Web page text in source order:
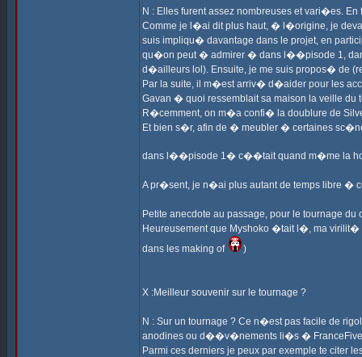
N : Elles furent assez nombreuses et vari�es.
Comme je l�ai dit plus haut, � l�origine, je
suis impliqu� davantage dans le projet, en
qu�on peut � admirer � dans l��pisode 1,
d�ailleurs lol). Ensuite, je me suis propos� de
Par la suite, il m�est arriv� d�aider pour les
Gavan � quoi ressemblait sa maison la veille du
R�cemment, on m�a confi� la doublure de
Et bien s�r, afin de � meubler � certaines
dans l��pisode 1� c��tait quand m�me la
A pr�sent, je n�ai plus autant de temps libre �
Petite anecdote au passage, pour le tournage
Heureusement que Myshoko �tait l�, ma virilit�
dans les making of
)
X :Meilleur souvenir sur le tournage ?
N : Sur un tournage ? Ce n�est pas facile de
anodines ou d��v�nements li�s �
Parmi ces derniers je peux par exemple te